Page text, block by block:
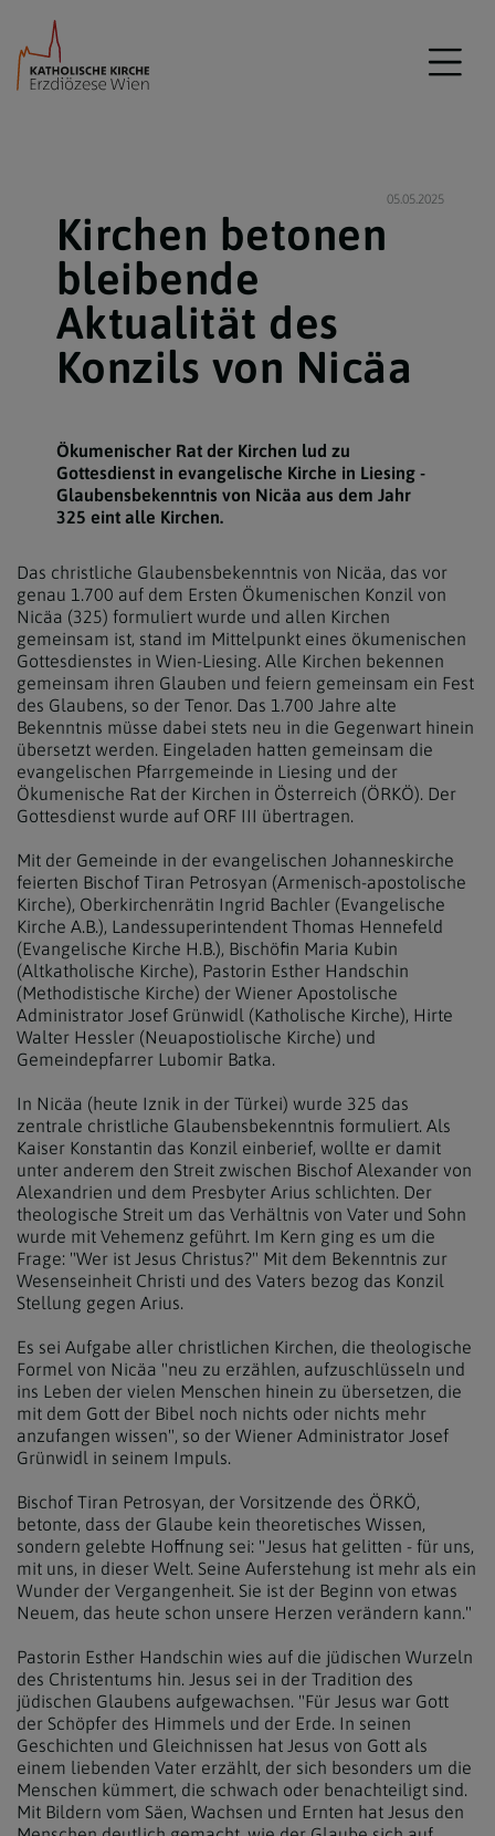
05.05.2025
Kirchen betonen
bleibende
Aktualität des
Konzils von Nicäa
Ökumenischer Rat der Kirchen lud zu
Gottesdienst in evangelische Kirche in Liesing -
Glaubensbekenntnis von Nicäa aus dem Jahr
325 eint alle Kirchen.
Das christliche Glaubensbekenntnis von Nicäa, das vor
genau 1.700 auf dem Ersten Ökumenischen Konzil von
Nicäa (325) formuliert wurde und allen Kirchen
gemeinsam ist, stand im Mittelpunkt eines ökumenischen
Gottesdienstes in Wien-Liesing. Alle Kirchen bekennen
gemeinsam ihren Glauben und feiern gemeinsam ein Fest
des Glaubens, so der Tenor. Das 1.700 Jahre alte
Bekenntnis müsse dabei stets neu in die Gegenwart hinein
übersetzt werden. Eingeladen hatten gemeinsam die
evangelischen Pfarrgemeinde in Liesing und der
Ökumenische Rat der Kirchen in Österreich (ÖRKÖ). Der
Gottesdienst wurde auf ORF III übertragen.
Mit der Gemeinde in der evangelischen Johanneskirche
feierten Bischof Tiran Petrosyan (Armenisch-apostolische
Kirche), Oberkirchenrätin Ingrid Bachler (Evangelische
Kirche A.B.), Landessuperintendent Thomas Hennefeld
(Evangelische Kirche H.B.), Bischöfin Maria Kubin
(Altkatholische Kirche), Pastorin Esther Handschin
(Methodistische Kirche) der Wiener Apostolische
Administrator Josef Grünwidl (Katholische Kirche), Hirte
Walter Hessler (Neuapostiolische Kirche) und
Gemeindepfarrer Lubomir Batka.
In Nicäa (heute Iznik in der Türkei) wurde 325 das
zentrale christliche Glaubensbekenntnis formuliert. Als
Kaiser Konstantin das Konzil einberief, wollte er damit
unter anderem den Streit zwischen Bischof Alexander von
Alexandrien und dem Presbyter Arius schlichten. Der
theologische Streit um das Verhältnis von Vater und Sohn
wurde mit Vehemenz geführt. Im Kern ging es um die
Frage: "Wer ist Jesus Christus?" Mit dem Bekenntnis zur
Wesenseinheit Christi und des Vaters bezog das Konzil
Stellung gegen Arius.
Es sei Aufgabe aller christlichen Kirchen, die theologische
Formel von Nicäa "neu zu erzählen, aufzuschlüsseln und
ins Leben der vielen Menschen hinein zu übersetzen, die
mit dem Gott der Bibel noch nichts oder nichts mehr
anzufangen wissen", so der Wiener Administrator Josef
Grünwidl in seinem Impuls.
Bischof Tiran Petrosyan, der Vorsitzende des ÖRKÖ,
betonte, dass der Glaube kein theoretisches Wissen,
sondern gelebte Hoffnung sei: "Jesus hat gelitten - für uns,
mit uns, in dieser Welt. Seine Auferstehung ist mehr als ein
Wunder der Vergangenheit. Sie ist der Beginn von etwas
Neuem, das heute schon unsere Herzen verändern kann."
Pastorin Esther Handschin wies auf die jüdischen Wurzeln
des Christentums hin. Jesus sei in der Tradition des
jüdischen Glaubens aufgewachsen. "Für Jesus war Gott
der Schöpfer des Himmels und der Erde. In seinen
Geschichten und Gleichnissen hat Jesus von Gott als
einem liebenden Vater erzählt, der sich besonders um die
Menschen kümmert, die schwach oder benachteiligt sind.
Mit Bildern vom Säen, Wachsen und Ernten hat Jesus den